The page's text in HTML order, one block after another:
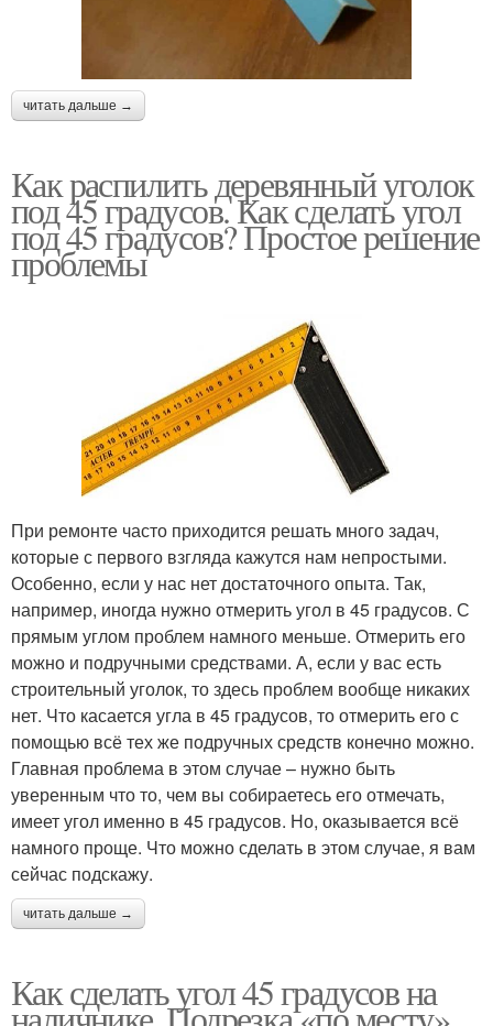
читать дальше →
Как распилить деревянный уголок
под 45 градусов. Как сделать угол
под 45 градусов? Простое решение
проблемы
При ремонте часто приходится решать много задач,
которые с первого взгляда кажутся нам непростыми.
Особенно, если у нас нет достаточного опыта. Так,
например, иногда нужно отмерить угол в 45 градусов. С
прямым углом проблем намного меньше. Отмерить его
можно и подручными средствами. А, если у вас есть
строительный уголок, то здесь проблем вообще никаких
нет. Что касается угла в 45 градусов, то отмерить его с
помощью всё тех же подручных средств конечно можно.
Главная проблема в этом случае – нужно быть
уверенным что то, чем вы собираетесь его отмечать,
имеет угол именно в 45 градусов. Но, оказывается всё
намного проще. Что можно сделать в этом случае, я вам
сейчас подскажу.
читать дальше →
Как сделать угол 45 градусов на